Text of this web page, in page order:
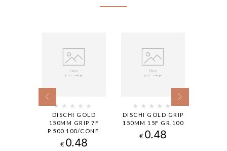
DISCHI GOLD
150MM GRIP 7F
P.500 100/CONF.
€ 0.48
DISCHI GOLD GRIP
150MM 15F GR.100
€ 0.48